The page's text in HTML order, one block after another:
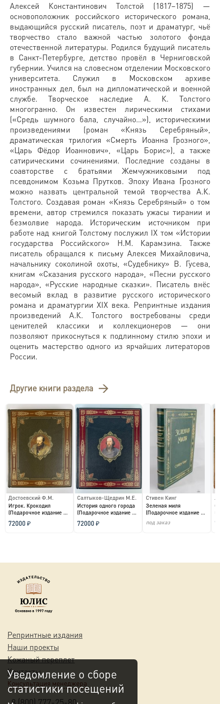
Алексей Константинович Толстой (1817–1875) —
основоположник российского исторического романа,
выдающийся русский писатель, поэт и драматург, чьё
творчество стало важной частью золотого фонда
отечественной литературы. Родился будущий писатель
в Санкт-Петербурге, детство провёл в Черниговской
губернии. Учился на словесном отделении Московского
университета. Служил в Московском архиве
иностранных дел, был на дипломатической и военной
службе. Творческое наследие А. К. Толстого
многогранно. Он известен лирическими стихами
(«Средь шумного бала, случайно…»), историческими
произведениями (роман «Князь Серебряный»,
драматическая трилогия «Смерть Иоанна Грозного»,
«Царь Фёдор Иоаннович», «Царь Борис»), а также
сатирическими сочинениями. Последние созданы в
соавторстве с братьями Жемчужниковыми под
псевдонимом Козьма Прутков. Эпоху Ивана Грозного
можно назвать центральной темой творчества А.К.
Толстого. Создавая роман «Князь Серебряный» о том
времени, автор стремился показать ужасы тирании и
безмолвие народа. Историческим источником при
работе над книгой Толстому послужил IX том «Истории
государства Российского» Н.М. Карамзина. Также
писатель обращался к письму Алексея Михайловича,
начальнику соколиной охоты, «Судебнику» В. Гусева,
книгам «Сказания русского народа», «Песни русского
народа», «Русские народные сказки». Писатель внёс
весомый вклад в развитие русского исторического
романа и драматургии XIX века. Репринтные издания
произведений А.К. Толстого востребованы среди
ценителей классики и коллекционеров — они
позволяют прикоснуться к подлинному стилю эпохи и
оценить мастерство одного из ярчайших литераторов
России.
Другие книги раздела
Достоевский Ф.М.
Игрок. Крокодил
(Подарочное издание в
кожаном переплете)...
72000 ₽
Салтыков-Щедрин М.Е.
История одного города
(Подарочное издание в
кожаном переплет...
72000 ₽
Стивен Кинг
Зеленая миля
(Подарочное издание в
под заказ
Репринтные издания
Наши проекты
Кожаный переплет
Контакты
Консультация менеджера
Уведомление о сборе
статистики посещений